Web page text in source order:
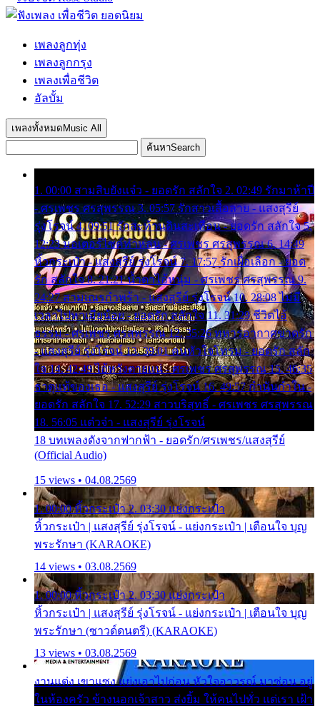
เพลงลูกทุ่ง
เพลงลูกกรุง
เพลงเพื่อชีวิต
อัลบั้ม
เพลงทั้งหมด Music All
ค้นหาSearch
1. 00:00 สามสิบยังแจ๋ว - ยอดรัก สลักใจ 2. 02:49 รักมาห้าปี
- ศรเพชร ศรสุพรรณ 3. 05:57 รักสาวเสื้อลาย - แสงสุรีย์
รุ่งโรจน์ 4. 09:51 รักสะท้านดินสะเทือน - ยอดรัก สลักใจ 5.
12:23 มอเตอร์ไซค์ทำหล่น - ศรเพชร ศรสุพรรณ 6. 14:49
หิ้วกระเป๋า - แสงสุรีย์ รุ่งโรจน์ 7. 17:57 รักเผื่อเลือก - ยอด
รัก สลักใจ 8. 21:21 น้ำตาไอ้หนุ่ม - ศรเพชร ศรสุพรรณ 9.
24:27 สามเณรกำพร้า - แสงสุรีย์ รุ่งโรจน์ 10. 28:08 ไม่มี
เวลาไปหาเมียน้อย - ยอดรัก สลักใจ 11. 31:29 ชีวิตไอ้
ธรรม - ศรเพชร ศรสุพรรณ 12. 35:26 ทหารอากาศขาดรัก
- แสงสุรีย์ รุ่งโรจน์ 13. 39:01 คนหัวใจโทรม - ยอดรัก สลัก
ใจ 14. 42:49 ไอ้หวังตายแน่ - ศรเพชร ศรสุพรรณ 15. 46:35
ธาตุแท้ของเธอ - แสงสุรีย์ รุ่งโรจน์ 16. 49:57 กำนันกำใน -
ยอดรัก สลักใจ 17. 52:29 สาวบริสุทธิ์ - ศรเพชร ศรสุพรรณ
18. 56:05 แต๋วจ๋า - แสงสุรีย์ รุ่งโรจน์
18 บทเพลงดังจากฟากฟ้า - ยอดรัก/ศรเพชร/แสงสุรีย์
(Official Audio)
15 views • 04.08.2569
1. 00:00 หิ้วกระเป๋า 2. 03:30 แย่งกระเป๋า
หิ้วกระเป๋า | แสงสุรีย์ รุ่งโรจน์ - แย่งกระเป๋า | เตือนใจ บุญ
พระรักษา (KARAOKE)
14 views • 03.08.2569
1. 00:00 หิ้วกระเป๋า 2. 03:30 แย่งกระเป๋า
หิ้วกระเป๋า | แสงสุรีย์ รุ่งโรจน์ - แย่งกระเป๋า | เตือนใจ บุญ
พระรักษา (ซาวด์ดนตรี) (KARAOKE)
13 views • 03.08.2569
งานแต่ง เขาแซง แย่งเอาไปก่อน หัวใจอาวรณ์ มาซ่อน อยู่
ในห้องครัว ข้างนอกเจ้าสาว ส่งยิ้ม ให้คนไปทั่ว แต่เรา เฝ้า